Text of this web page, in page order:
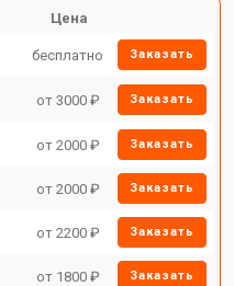
Цена
бесплатно Заказать
от 3000 ₽ Заказать
от 2000 ₽ Заказать
от 2000 ₽ Заказать
от 2200 ₽ Заказать
от 1800 ₽ Заказать